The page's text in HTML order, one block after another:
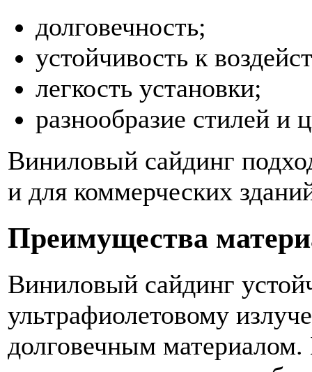
долговечность;
устойчивость к
легкость установки;
разнообразие стилей и
Виниловый сайдинг
и для коммерческих
Преимущества
Виниловый сайдинг
ультрафиолетовому
долговечным